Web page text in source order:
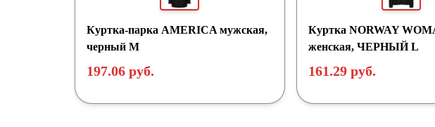
Куртка-парка AMERICA мужская,
черный M
197.06 руб.
Куртка NORWAY
женская, ЧЕРНЫЙ L
161.29 руб.